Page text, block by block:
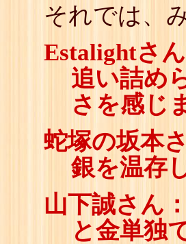
それでは、
Estalightさん
追い詰め
さを感じ
蛇塚の坂本
銀を温存
山下誠さん：
と金単独